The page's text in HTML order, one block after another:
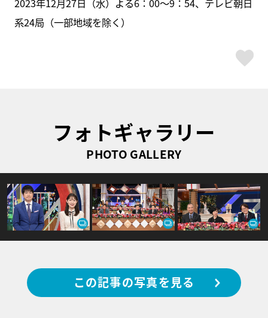
系24局（一部地域を除く）
フォトギャラリー
PHOTO GALLERY
この記事の写真を見る